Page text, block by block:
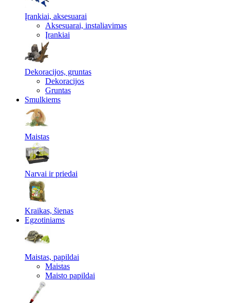
Įrankiai, aksesuarai
Aksesuarai, instaliavimas
Įrankiai
Dekoracijos, gruntas
Dekoracijos
Gruntas
Smulkiems
Maistas
Narvai ir priedai
Kraikas, šienas
Egzotiniams
Maistas, papildai
Maistas
Maisto papildai